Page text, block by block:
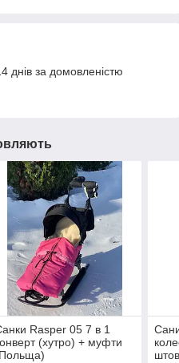
днів за домовленістю
Rasper 05 7 в 1
(хутро) + муфти